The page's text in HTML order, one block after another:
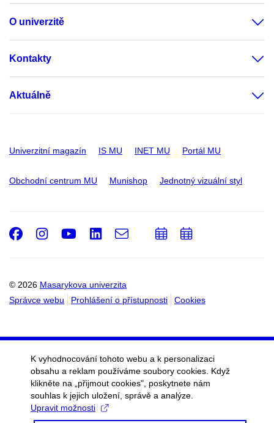
O univerzitě
Kontakty
Aktuálně
Univerzitní magazín IS MU INET MU Portál MU
Obchodní centrum MU Munishop Jednotný vizuální styl
© 2026 Masarykova univerzita
Správce webu
Prohlášení o přístupnosti Cookies
Facebook
Instagram
Youtube
LinkedIn
e-
Email
PřidatPřidat
K vyhodnocování tohoto webu a k personalizaci
obsahu a reklam používáme soubory cookies. Když
klikněte na „přijmout cookies", poskytnete nám
souhlas k jejich uložení, správě a analýze.
Upravit možnosti